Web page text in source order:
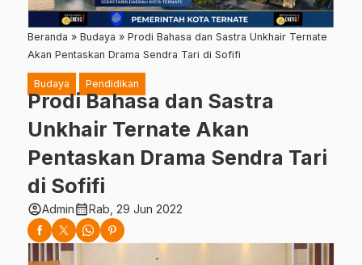
Beranda » Budaya » Prodi Bahasa dan Sastra Unkhair Ternate
Akan Pentaskan Drama Sendra Tari di Sofifi
Budaya Pendidikan
Prodi Bahasa dan Sastra
Unkhair Ternate Akan
Pentaskan Drama Sendra Tari
di Sofifi
account_circleAdmincalendar_monthRab, 29 Jun 2022